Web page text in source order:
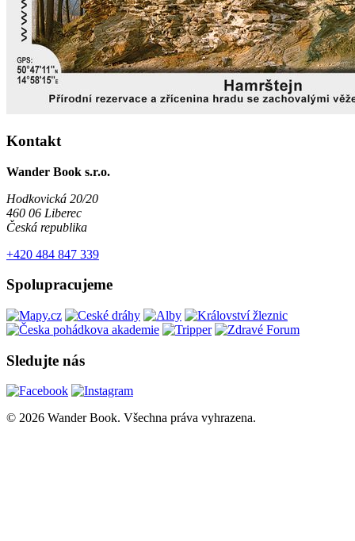
Kontakt
Wander Book s.r.o.
Hodkovická 20/20
460 06 Liberec
Česká republika
+420 484 847 339
Spolupracujeme
Sledujte nás
© 2026 Wander Book. Všechna práva vyhrazena.